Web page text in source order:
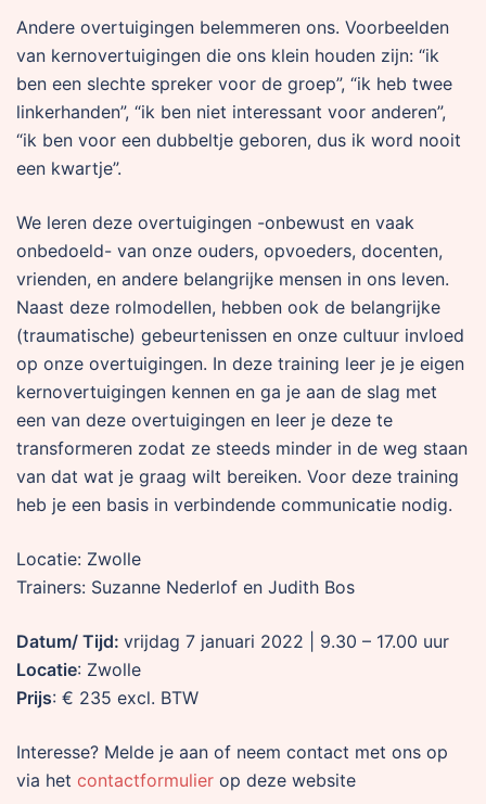
Andere overtuigingen belemmeren ons. Voorbeelden
van kernovertuigingen die ons klein houden zijn: “ik
ben een slechte spreker voor de groep”, “ik heb twee
linkerhanden”, “ik ben niet interessant voor anderen”,
“ik ben voor een dubbeltje geboren, dus ik word nooit
een kwartje”.
We leren deze overtuigingen -onbewust en vaak
onbedoeld- van onze ouders, opvoeders, docenten,
vrienden, en andere belangrijke mensen in ons leven.
Naast deze rolmodellen, hebben ook de belangrijke
(traumatische) gebeurtenissen en onze cultuur invloed
op onze overtuigingen. In deze training leer je je eigen
kernovertuigingen kennen en ga je aan de slag met
een van deze overtuigingen en leer je deze te
transformeren zodat ze steeds minder in de weg staan
van dat wat je graag wilt bereiken. Voor deze training
heb je een basis in verbindende communicatie nodig.
Locatie: Zwolle
Trainers: Suzanne Nederlof en Judith Bos
Datum/ Tijd: vrijdag 7 januari 2022 | 9.30 – 17.00 uur
Locatie: Zwolle
Prijs: € 235 excl. BTW
Interesse? Melde je aan of neem contact met ons op
via het contactformulier op deze website